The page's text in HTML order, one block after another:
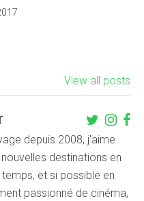
View all posts
depuis 2008, j'aime
destinations en
et si possible en
passionné de cinéma,